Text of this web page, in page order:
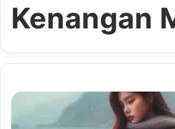
Kenangan